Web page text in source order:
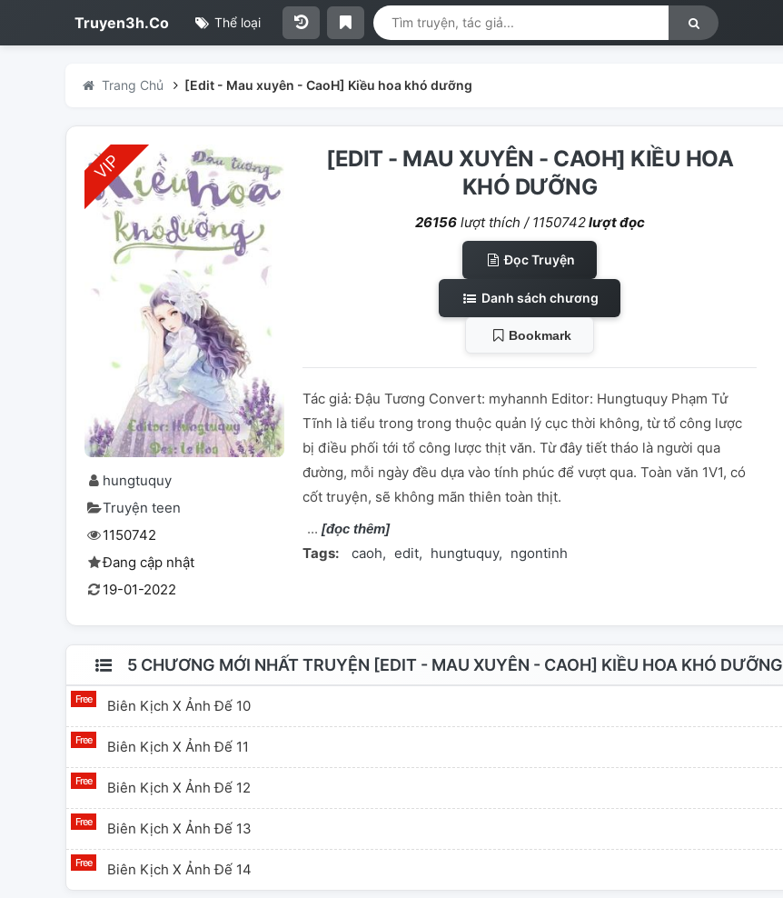
Truyen3h.Co Thể loại
Trang Chủ [Edit - Mau xuyên - CaoH] Kiều hoa khó dưỡng
hungtuquy
Truyện teen
1150742
Đang cập nhật
19-01-2022
[EDIT - MAU XUYÊN - CAOH] KIỀU HOA
KHÓ DƯỠNG
26156lượt thích / 1150742lượt đọc
Đọc Truyện
Danh sách chương
Bookmark
Tác giả: Đậu Tương Convert: myhannh Editor: Hungtuquy Phạm Tử
Tĩnh là tiểu trong trong thuộc quản lý cục thời không, từ tổ công lược
bị điều phối tới tổ công lược thịt văn. Từ đây tiết tháo là người qua
đường, mỗi ngày đều dựa vào tính phúc để vượt qua. Toàn văn 1V1, có
cốt truyện, sẽ không mãn thiên toàn thịt.
[đọc thêm]
Tags: caoh edit hungtuquy ngontinh
5 CHƯƠNG MỚI NHẤT TRUYỆN [EDIT - MAU XUYÊN - CAOH] KIỀU HOA KHÓ DƯỠNG
Biên Kịch X Ảnh Đế 10
Biên Kịch X Ảnh Đế 11
Biên Kịch X Ảnh Đế 12
Biên Kịch X Ảnh Đế 13
Biên Kịch X Ảnh Đế 14